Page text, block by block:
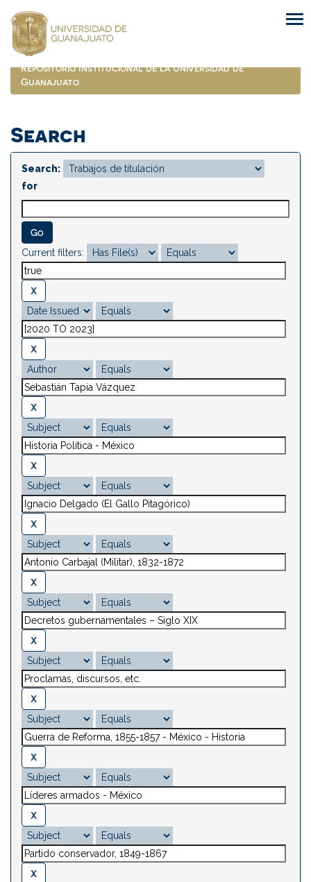
navigation
Repositorio Institucional de la Universidad de
Guanajuato
Search
Search:
for
Current filters: